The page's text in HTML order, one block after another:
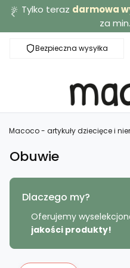
🔆 Tylko teraz darmowa
za
Bezpieczna wysyłka
Macoco - artykuły dziecięce i
Obuwie
Dlaczego my?
Oferujemy
jakości produkty!